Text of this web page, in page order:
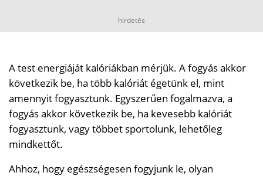
hirdetés
A test energiáját kalóriákban mérjük. A fogyás akkor
következik be, ha több kalóriát égetünk el, mint
amennyit fogyasztunk. Egyszerűen fogalmazva, a
fogyás akkor következik be, ha kevesebb kalóriát
fogyasztunk, vagy többet sportolunk, lehetőleg
mindkettőt.
Ahhoz, hogy egészségesen fogyjunk le, olyan